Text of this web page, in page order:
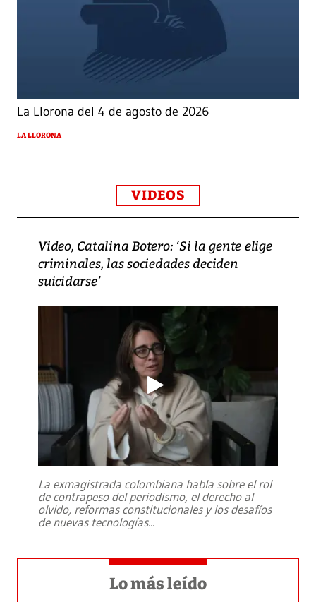
La Llorona del 4 de agosto de 2026
LA LLORONA
VIDEOS
Video, Catalina Botero: ‘Si la gente elige
criminales, las sociedades deciden
suicidarse’
La exmagistrada colombiana habla sobre el rol
de contrapeso del periodismo, el derecho al
olvido, reformas constitucionales y los desafíos
de nuevas tecnologías...
Lo más leído